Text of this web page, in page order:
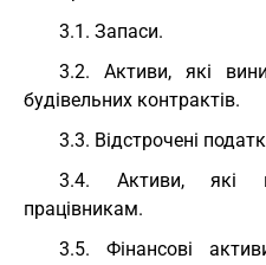
3.1. Запаси.
3.2. Активи, які
будівельних контрактів.
3.3. Відстрочені
3.4. Активи, які
працівникам.
3.5. Фінансові